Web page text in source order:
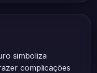
simboliza
complicações